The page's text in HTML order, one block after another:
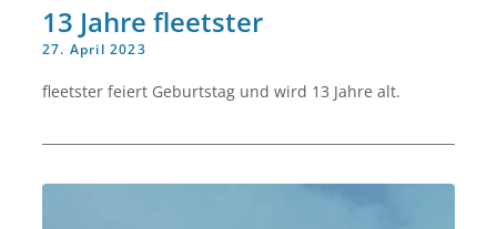
13 Jahre fleetster
27. April 2023
fleetster feiert Geburtstag und wird 13 Jahre alt.